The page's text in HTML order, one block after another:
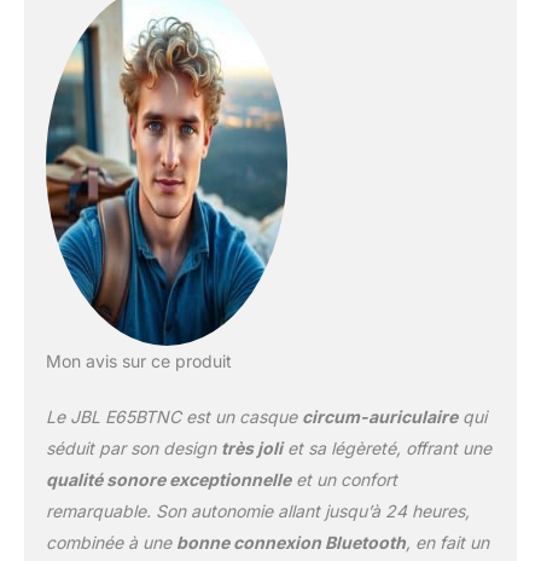
assure 24 heures*
d'expérience musicale.
Pour une diffusion
Bluetooth sans câbles &
sans frustration Obtenir
une isolation parfaite est
désormais possible
grâce à la réduction
active du bruit du
prolongé Passez
à l'autre grâce à la
commutation simple : si
vous avez un appel
lorsque vous regardez
Mon avis sur ce produit
Le JBL E65BTNC est un casque circum-auriculairequi
séduit par son design très joliet sa légèreté, offrant une
qualité sonore exceptionnelleet un confort
remarquable. Son autonomie allant jusqu’à 24 heures,
combinée à une bonne connexion Bluetooth, en fait un